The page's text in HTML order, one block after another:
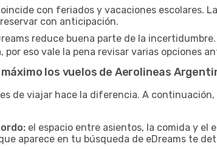
con feriados y vacaciones escolares.
con anticipación.
reduce buena parte de la
por eso vale la pena revisar varias opciones
los vuelos de Aerolineas
de viajar hace la diferencia. A
el espacio entre asientos, la comida y el
aparece en tu búsqueda de eDreams te